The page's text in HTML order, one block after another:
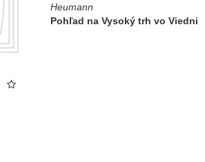
Heumann
Pohľad na Vysoký trh vo Viedni